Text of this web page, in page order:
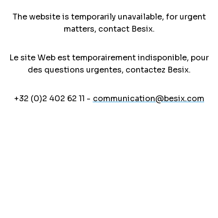
The website is temporarily unavailable, for urgent
matters, contact Besix.
Le site Web est temporairement indisponible, pour
des questions urgentes, contactez Besix.
+32 (0)2 402 62 11 - communication@besix.com